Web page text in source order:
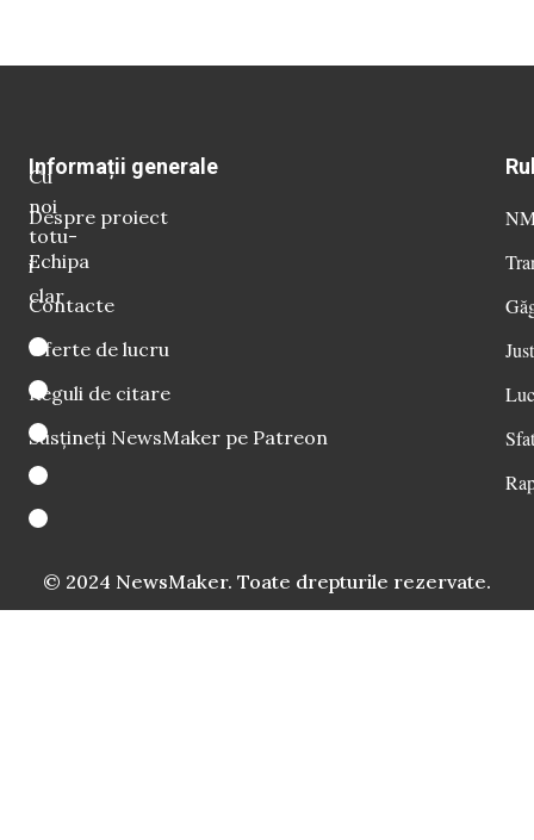
Cu
noi
totu-
i
clar
Informații generale
Despre proiect
Echipa
Contacte
Oferte de lucru
Reguli de citare
Susțineți NewsMaker pe Patreon
© 2024 NewsMaker. Toate drepturile rezervate.